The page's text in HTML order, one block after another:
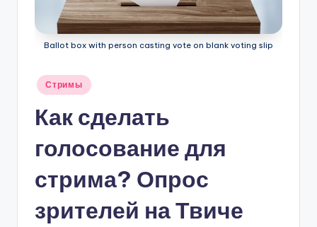
Ballot box with person casting vote on blank voting slip
Опубликовано
Стримы
Как сделать
голосование для
стрима? Опрос
зрителей на Твиче